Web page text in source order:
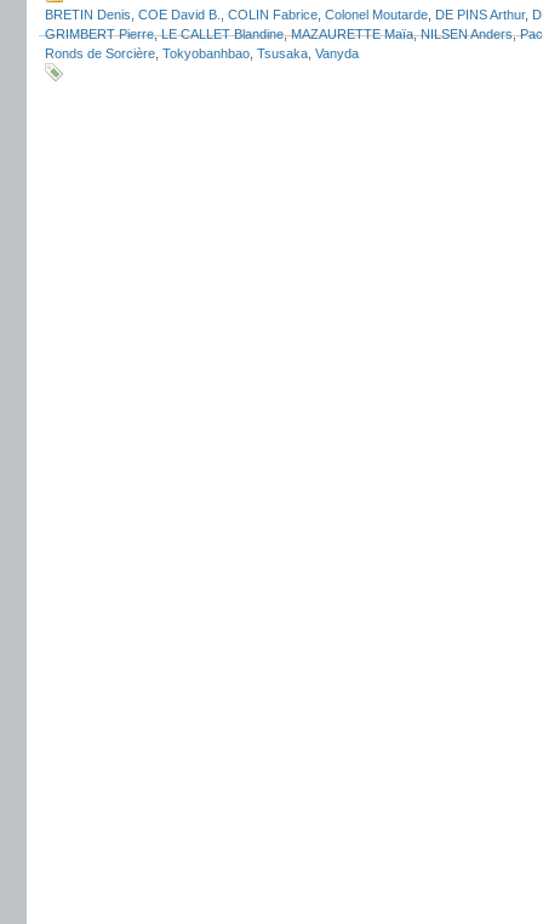
BRETIN Denis COE David B. COLIN Fabrice Colonel Moutarde DE PINS Arthur,
GRIMBERT Pierre,LE CALLET Blandine,MAZAURETTE Maïa,NILSEN Anders,
Ronds de Sorcière Tokyobanhbao Tsusaka Vanyda